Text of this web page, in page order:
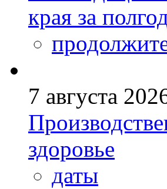
края за
7 августа
здоровье
даты